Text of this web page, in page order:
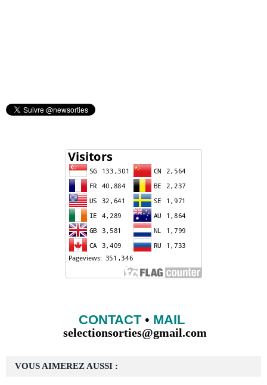
VOUS AIMEREZ AUSSI :
CONTACT• MAIL
selectionsorties@gmail.com